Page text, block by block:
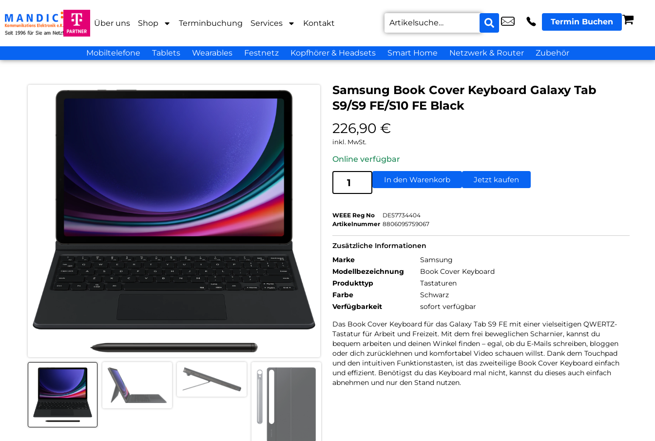
Über uns Shop Terminbuchung Services Kontakt Termin Buchen
Mobiltelefone Tablets Wearables Festnetz Kopfhörer & Headsets Smart Home Netzwerk & Router Zubehör
Samsung Book Cover Keyboard Galaxy Tab
S9/S9 FE/S10 FE Black
226,90 €
inkl. MwSt.
Online verfügbar
In den Warenkorb Jetzt kaufen
WEEE Reg No
DE57734404
Artikelnummer 8806095759067
Zusätzliche Informationen
Marke
Samsung
Modellbezeichnung
Book Cover Keyboard
Produkttyp
Tastaturen
Farbe
Schwarz
Verfügbarkeit
sofort verfügbar
Das Book Cover Keyboard für das Galaxy Tab S9 FE mit einer vielseitigen QWERTZ-
Tastatur für Arbeit und Freizeit. Mit dem frei beweglichen Scharnier, kannst du
bequem arbeiten und deinen Winkel finden – egal, ob du E-Mails schreiben, bloggen
oder dich zurücklehnen und komfortabel Video schauen willst. Dank dem Touchpad
und den intuitiven Funktionstasten, ist das zweiteilige Book Cover Keyboard einfach
und effizient. Benötigst du das Keyboard mal nicht, kannst du dieses auch einfach
abnehmen und nur den Stand nutzen.